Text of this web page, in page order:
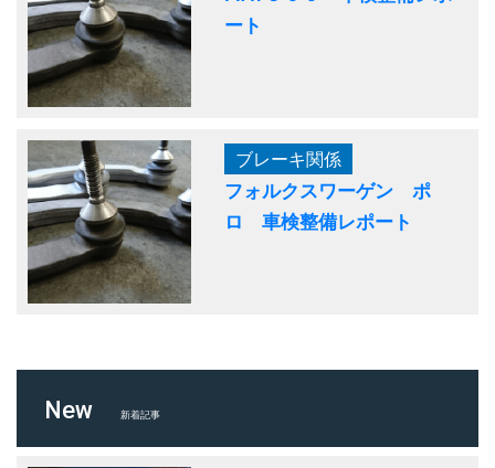
ート
ブレーキ関係
フォルクスワーゲン ポ
ロ 車検整備レポート
New 新着記事